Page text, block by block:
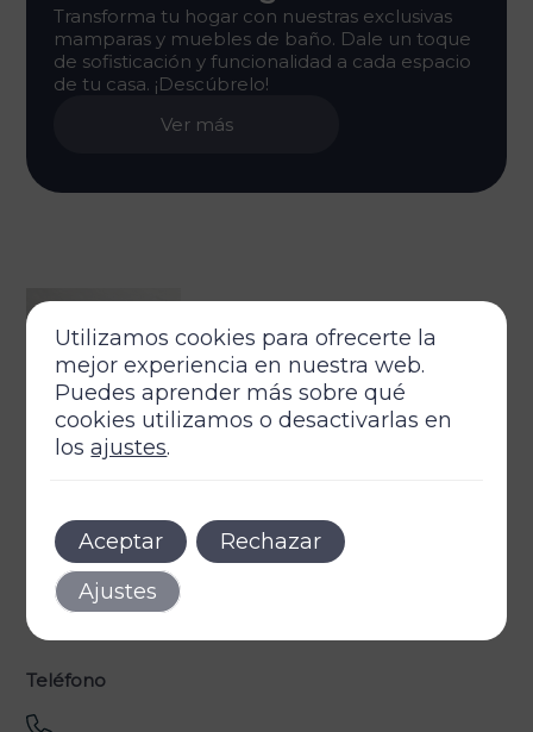
Transforma tu hogar con nuestras exclusivas
mamparas y muebles de baño. Dale un toque
de sofisticación y funcionalidad a cada espacio
de tu casa. ¡Descúbrelo!
Ver más
Política de privacidad
Política de cookies
Aviso legal
Declaración de accesibilidad
Teléfono
Utilizamos cookies para ofrecerte la
mejor experiencia en nuestra web.
Puedes aprender más sobre qué
cookies utilizamos o desactivarlas en
losajustes.
Aceptar
Rechazar
Ajustes